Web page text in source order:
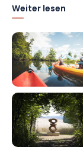
Weiter lesen